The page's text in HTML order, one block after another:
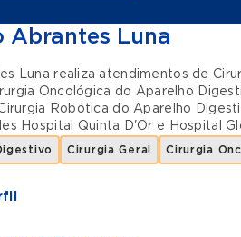
Abrantes Luna
Luna realiza atendimentos de
Oncológica do Aparelho
Robótica do Aparelho
Hospital Quinta D'Or e Hospital
Cirurgia Geral Cirurgia